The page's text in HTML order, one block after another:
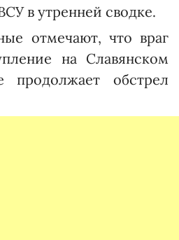
в утренней сводке.
отмечают, что враг
на Славянском
продолжает обстрел